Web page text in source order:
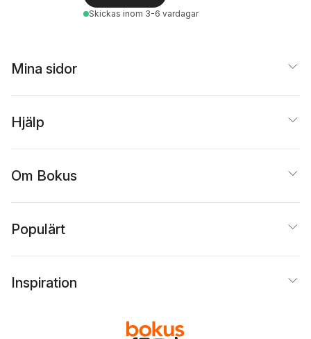
Skickas inom 3-6 vardagar
Mina sidor
Hjälp
Om Bokus
Populärt
Inspiration